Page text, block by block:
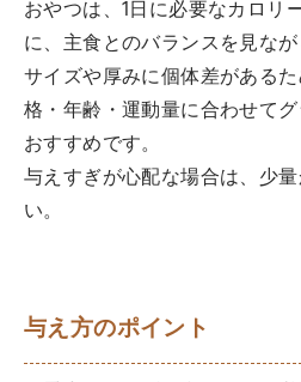
おやつは、1日に必要なカロリ
に、主食とのバランスを見なが
サイズや厚みに個体差がある
格・年齢・運動量に合わせて
おすすめです。
与えすぎが心配な場合は、少
い。
与え方のポイント